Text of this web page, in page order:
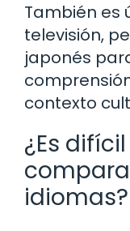
También es
televisión,
japonés
contexto
¿Es
idiomas?